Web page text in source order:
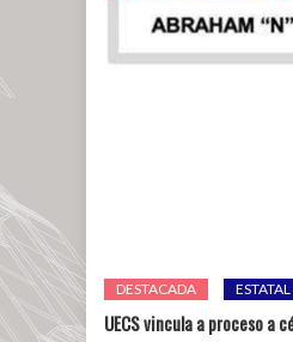
DESTACADA ESTATAL
UECS vincula a proceso a